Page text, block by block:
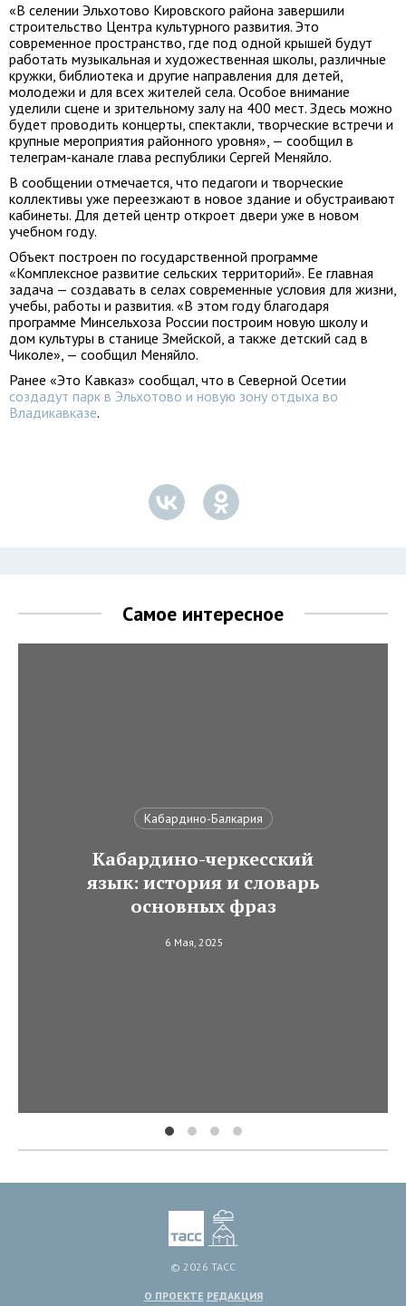
«В селении Эльхотово Кировского района завершили
строительство Центра культурного развития. Это
современное пространство, где под одной крышей будут
работать музыкальная и художественная школы, различные
кружки, библиотека и другие направления для детей,
молодежи и для всех жителей села. Особое внимание
уделили сцене и зрительному залу на 400 мест. Здесь можно
будет проводить концерты, спектакли, творческие встречи и
крупные мероприятия районного уровня», — сообщил в
телеграм-канале глава республики Сергей Меняйло.
В сообщении отмечается, что педагоги и творческие
коллективы уже переезжают в новое здание и обустраивают
кабинеты. Для детей центр откроет двери уже в новом
учебном году.
Объект построен по государственной программе
«Комплексное развитие сельских территорий». Ее главная
задача — создавать в селах современные условия для жизни,
учебы, работы и развития. «В этом году благодаря
программе Минсельхоза России построим новую школу и
дом культуры в станице Змейской, а также детский сад в
Чиколе», — сообщил Меняйло.
Ранее «Это Кавказ» сообщал, что в Северной Осетии
создадут парк в Эльхотово и новую зону отдыха во
Владикавказе.
Самое интересное
Кабардино-Балкария
Кабардино-черкесский
язык: история и словарь
основных фраз
6 Мая, 2025
© 2026 ТАСС
О ПРОЕКТЕ РЕДАКЦИЯ